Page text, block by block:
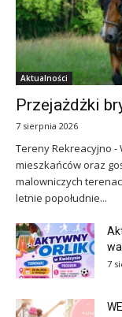
Aktualności
Przejażdżki
7 sierpnia 2026
Tereny Rekreacyjno
mieszkańców oraz
malowniczych
letnie popołudnie...
7